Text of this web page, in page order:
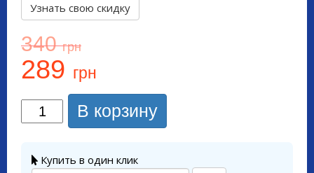
Узнать свою скидку
340грн
289 грн
В корзину
Купить в один клик